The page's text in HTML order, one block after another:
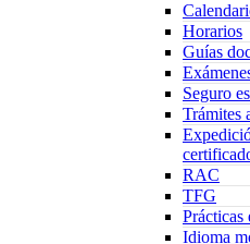
Horarios
Guías
Seguro
Trámites
RAC
TFG
Prácticas
Idioma